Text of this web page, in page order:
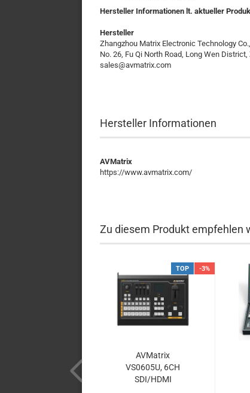
Hersteller Informationen lt. aktueller
Hersteller
Zhangzhou Matrix Electronic Technology
No. 26, Fu Qi North Road, Long Wen
sales@avmatrix.com
Hersteller Informationen
AVMatrix
https://www.avmatrix.com/
Zu diesem Produkt empfehlen
TOP -3%
AVMatrix
VS0605U, 6CH
SDI/HDMI